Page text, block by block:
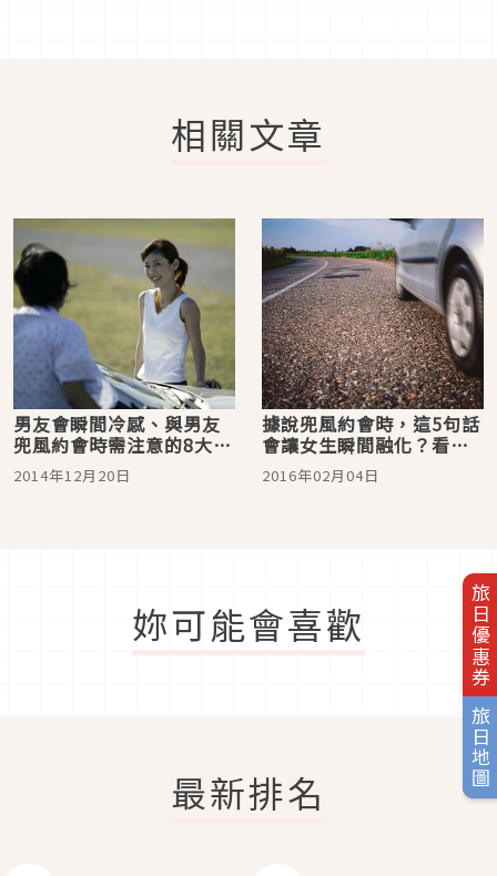
旅日優惠券
旅日地圖
相關文章
男友會瞬間冷感、與男友
兜風約會時需注意的8大行
為『後篇』
2014年12月20日
據說兜風約會時，這5句話
會讓女生瞬間融化？看你
中了幾條
2016年02月04日
妳可能會喜歡
最新排名